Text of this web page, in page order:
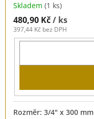
Skladem (1 ks)
480,90 Kč/ ks
397,44 Kč bez DPH
Rozměr: 3/4" x 300 mm